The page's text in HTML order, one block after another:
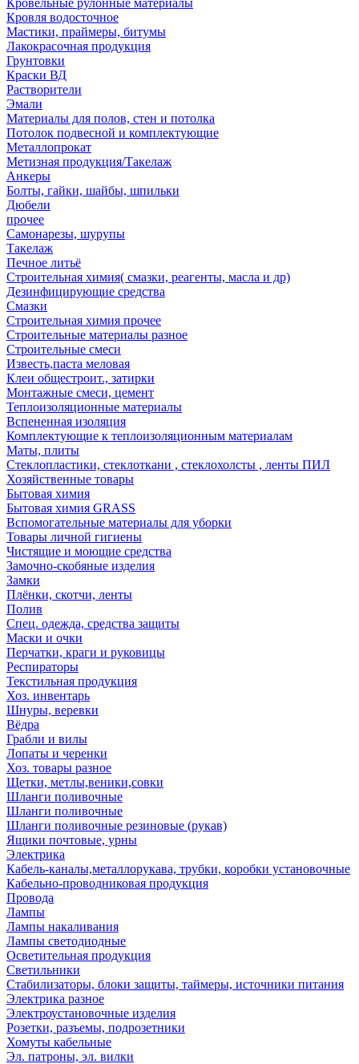
Кровельные рулонные материалы
Кровля водосточное
Мастики, праймеры, битумы
Лакокрасочная продукция
Грунтовки
Краски ВД
Растворители
Эмали
Материалы для полов, стен и потолка
Потолок подвесной и комплектующие
Металлопрокат
Метизная продукция/Такелаж
Анкеры
Болты, гайки, шайбы, шпильки
Дюбели
прочее
Самонарезы, шурупы
Такелаж
Печное литьё
Строительная химия( смазки, реагенты, масла и др)
Дезинфицирующие средства
Смазки
Строительная химия прочее
Строительные материалы разное
Строительные смеси
Известь,паста меловая
Клеи общестроит., затирки
Монтажные смеси, цемент
Теплоизоляционные материалы
Вспененная изоляция
Комплектующие к теплоизоляционным материалам
Маты, плиты
Стеклопластики, стеклоткани , стеклохолсты , ленты ПИЛ
Хозяйственные товары
Бытовая химия
Бытовая химия GRASS
Вспомогательные материалы для уборки
Товары личной гигиены
Чистящие и моющие средства
Замочно-скобяные изделия
Замки
Плёнки, скотчи, ленты
Полив
Спец. одежда, средства защиты
Маски и очки
Перчатки, краги и руковицы
Респираторы
Текстильная продукция
Хоз. инвентарь
Шнуры, веревки
Вёдра
Грабли и вилы
Лопаты и черенки
Хоз. товары разное
Щетки, метлы,веники,совки
Шланги поливочные
Шланги поливочные
Шланги поливочные резиновые (рукав)
Ящики почтовые, урны
Электрика
Кабель-каналы,металлорукава, трубки, коробки установочные
Кабельно-проводниковая продукция
Провода
Лампы
Лампы накаливания
Лампы светодиодные
Осветительная продукция
Светильники
Стабилизаторы, блоки защиты, таймеры, источники питания
Электрика разное
Электроустановочные изделия
Розетки, разъемы, подрозетники
Хомуты кабельные
Эл. патроны, эл. вилки